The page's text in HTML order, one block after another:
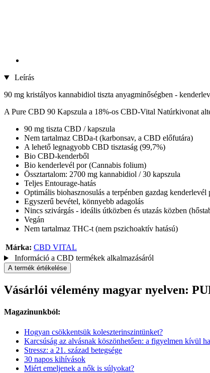
Leírás
90 mg kristályos kannabidiol tiszta anyagminőségben -
A Pure CBD 90 Kapszula a 18%-os CBD-Vital Natúrkivonat
90 mg tiszta CBD / kapszula
Nem tartalmaz CBDa-t (karbonsav, a CBD előfutára)
A lehető legnagyobb CBD tisztaság (99,7%)
Bio CBD-kenderből
Bio kenderlevél por (Cannabis folium)
Össztartalom: 2700 mg kannabidiol / 30 kapszula
Teljes Entourage-hatás
Optimális biohasznosulás a terpénben gazdag kenderlevél
Egyszerű bevétel, könnyebb adagolás
Nincs szivárgás - ideális útközben és utazás közben
Vegán
Nem tartalmaz THC-t (nem pszichoaktív hatású)
Márka: CBD VITAL
Információ a CBD termékek alkalmazásáról
A termék értékelése
Vásárlói vélemény magyar nyelven:
Magazinunkból:
Hogyan csökkentsük koleszterinszintünket?
Karcsúság az alvásnak köszönhetően: a figyelmen kívül
Stressz: a 21. század betegsége
30 napos kihívások
Miért emeljenek a nők is súlyokat?